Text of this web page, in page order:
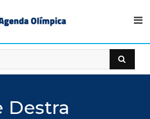
Destra